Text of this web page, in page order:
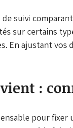
suivi
sur certains
En ajustant vos
:
pour